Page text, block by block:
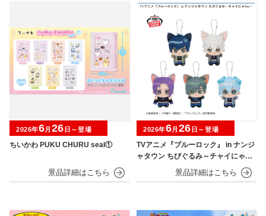
ちいかわ PUKU CHURU seal①
2026年6月 26 日～登場
TVアニメ『ブルーロック』 in ナンジ
ャタウン ちびぐるみ～チャイにゃFe
2026年6月 26 日～登場